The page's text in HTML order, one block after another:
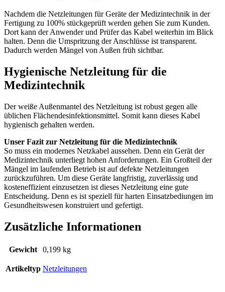
Nachdem die Netzleitungen für Geräte der Medizintechnik in der
Fertigung zu 100% stückgeprüft werden gehen Sie zum Kunden.
Dort kann der Anwender und Prüfer das Kabel weiterhin im Blick
halten. Denn die Umspritzung der Anschlüsse ist transparent.
Dadurch werden Mängel von Außen früh sichtbar.
Hygienische Netzleitung für die
Medizintechnik
Der weiße Außenmantel des Netzleitung ist robust gegen alle
üblichen Flächendesinfektionsmittel. Somit kann dieses Kabel
hygienisch gehalten werden.
Unser Fazit zur Netzleitung für die Medizintechnik
So muss ein modernes Netzkabel aussehen. Denn ein Gerät der
Medizintechnik unterliegt hohen Anforderungen. Ein Großteil der
Mängel im laufenden Betrieb ist auf defekte Netzleitungen
zurückzuführen. Um diese Geräte langfristig, zuverlässig und
kosteneffizient einzusetzen ist dieses Netzleitung eine gute
Entscheidung. Denn es ist speziell für harten Einsatzbediungen im
Gesundheitswesen konstruiert und gefertigt.
Zusätzliche Informationen
Gewicht 0,199 kg
Artikeltyp Netzleitungen